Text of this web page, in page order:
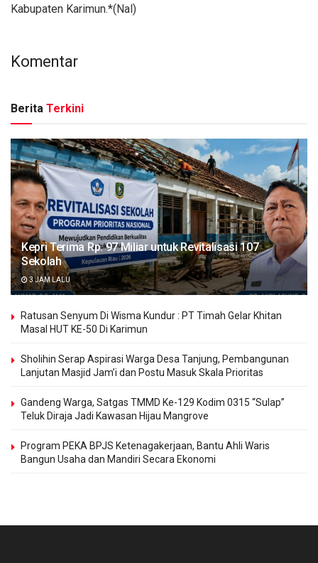
Kabupaten Karimun.*(Nal)
Komentar
Berita Terkini
Kepri Terima Rp. 97 Miliar untuk Revitalisasi 107
Sekolah
3 JAM LALU
Ratusan Senyum Di Wisma Kundur : PT Timah Gelar Khitan
Masal HUT KE-50 Di Karimun
Sholihin Serap Aspirasi Warga Desa Tanjung, Pembangunan
Lanjutan Masjid Jam’i dan Postu Masuk Skala Prioritas
Gandeng Warga, Satgas TMMD Ke-129 Kodim 0315 “Sulap”
Teluk Diraja Jadi Kawasan Hijau Mangrove
Program PEKA BPJS Ketenagakerjaan, Bantu Ahli Waris
Bangun Usaha dan Mandiri Secara Ekonomi